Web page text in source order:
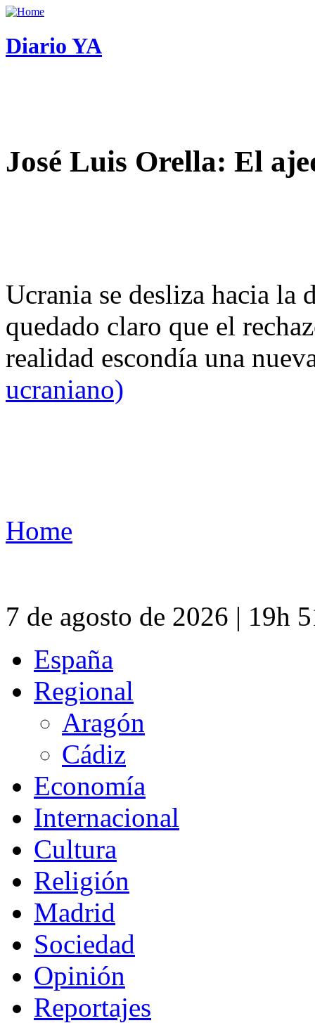
Diario YA
José Luis Orella: El
Ucrania se desliza hacia
quedado claro que el
realidad escondía una
ucraniano)
Home
7 de agosto de 2026 | 19h
España
Regional
Aragón
Cádiz
Economía
Internacional
Cultura
Religión
Madrid
Sociedad
Opinión
Reportajes